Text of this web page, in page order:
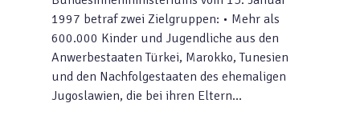
1997 betraf zwei Zielgruppen: • Mehr als
600.000 Kinder und Jugendliche aus den
Anwerbestaaten Türkei, Marokko, Tunesien
und den Nachfolgestaaten des ehemaligen
Jugoslawien, die bei ihren Eltern…